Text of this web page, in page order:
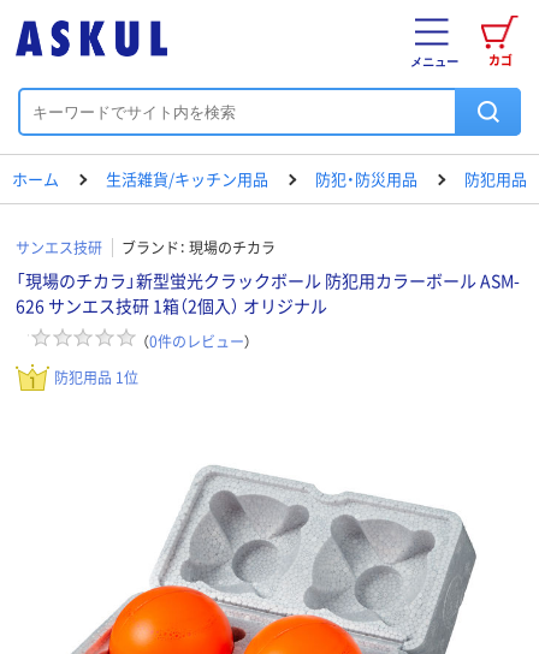
カゴ
メニュー
ホーム 生活雑貨/キッチン用品 防犯・防災用品 防犯用品
サンエス技研 ブランド： 現場のチカラ
「現場のチカラ」新型蛍光クラックボール 防犯用カラーボール ASM-
626 サンエス技研 1箱（2個入） オリジナル
（0件のレビュー）
防犯用品 1位